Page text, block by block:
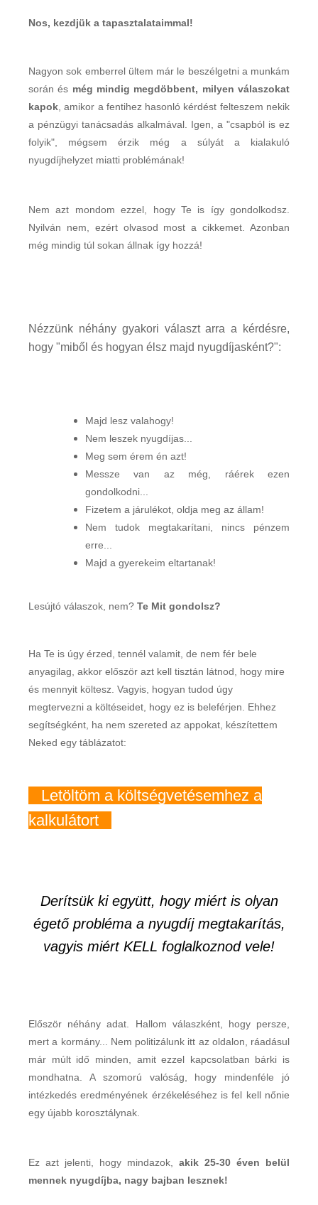
Nos, kezdjük a tapasztalataimmal!
Nagyon sok emberrel ültem már le beszélgetni a munkám
során és még mindig megdöbbent, milyen válaszokat
kapok , amikor a fentihez hasonló kérdést felteszem nekik
a pénzügyi tanácsadás alkalmával. Igen, a "csapból is ez
folyik", mégsem érzik még a súlyát a kialakuló
nyugdíjhelyzet miatti problémának!
Nem azt mondom ezzel, hogy Te is így gondolkodsz.
Nyilván nem, ezért olvasod most a cikkemet. Azonban
még mindig túl sokan állnak így hozzá!
Nézzünk néhány gyakori választ arra a kérdésre,
hogy "miből és hogyan élsz majd nyugdíjasként?":
Majd lesz valahogy!
Nem leszek nyugdíjas...
Meg sem érem én azt!
Messze van az még, ráérek ezen
gondolkodni...
Fizetem a járulékot, oldja meg az állam!
Nem tudok megtakarítani, nincs pénzem
erre...
Majd a gyerekeim eltartanak!
Lesújtó válaszok, nem? Te Mit gondolsz?
Ha Te is úgy érzed, tennél valamit, de nem fér bele
anyagilag, akkor először azt kell tisztán látnod, hogy mire
és mennyit költesz. Vagyis, hogyan tudod úgy
megtervezni a költéseidet, hogy ez is beleférjen. Ehhez
segítségként, ha nem szereted az appokat, készítettem
Neked egy táblázatot:
Letöltöm a költségvetésemhez a
kalkulátort
Derítsük ki együtt, hogy miért is olyan
égető probléma a nyugdíj megtakarítás,
vagyis miért KELL foglalkoznod vele!
Először néhány adat. Hallom válaszként, hogy persze,
mert a kormány... Nem politizálunk itt az oldalon, ráadásul
már múlt idő minden, amit ezzel kapcsolatban bárki is
mondhatna. A szomorú valóság, hogy mindenféle jó
intézkedés eredményének érzékeléséhez is fel kell nőnie
egy újabb korosztálynak.
Ez azt jelenti, hogy mindazok, akik 25-30 éven belül
mennek nyugdíjba, nagy bajban lesznek!